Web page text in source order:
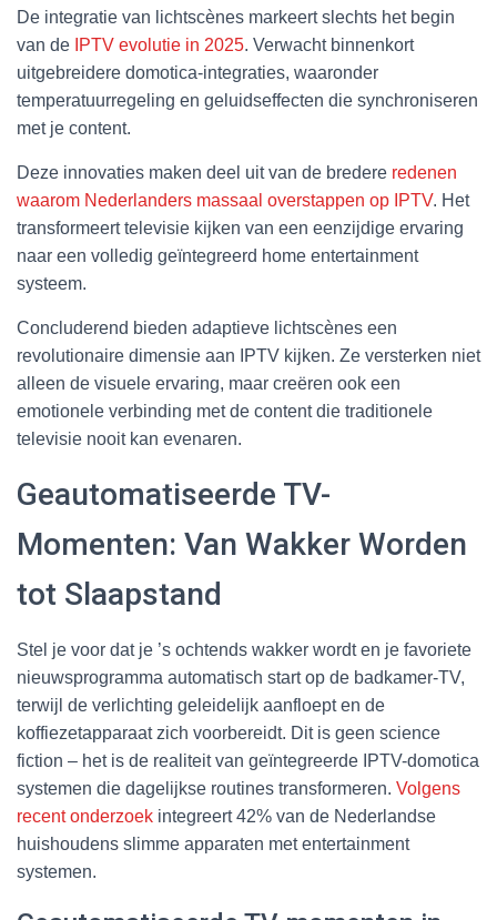
De integratie van lichtscènes markeert slechts het begin
van de IPTV evolutie in 2025. Verwacht binnenkort
uitgebreidere domotica-integraties, waaronder
temperatuurregeling en geluidseffecten die synchroniseren
met je content.
Deze innovaties maken deel uit van de bredere redenen
waarom Nederlanders massaal overstappen op IPTV. Het
transformeert televisie kijken van een eenzijdige ervaring
naar een volledig geïntegreerd home entertainment
systeem.
Concluderend bieden adaptieve lichtscènes een
revolutionaire dimensie aan IPTV kijken. Ze versterken niet
alleen de visuele ervaring, maar creëren ook een
emotionele verbinding met de content die traditionele
televisie nooit kan evenaren.
Geautomatiseerde TV-
Momenten: Van Wakker Worden
tot Slaapstand
Stel je voor dat je ’s ochtends wakker wordt en je favoriete
nieuwsprogramma automatisch start op de badkamer-TV,
terwijl de verlichting geleidelijk aanfloept en de
koffiezetapparaat zich voorbereidt. Dit is geen science
fiction – het is de realiteit van geïntegreerde IPTV-domotica
systemen die dagelijkse routines transformeren. Volgens
recent onderzoek integreert 42% van de Nederlandse
huishoudens slimme apparaten met entertainment
systemen.